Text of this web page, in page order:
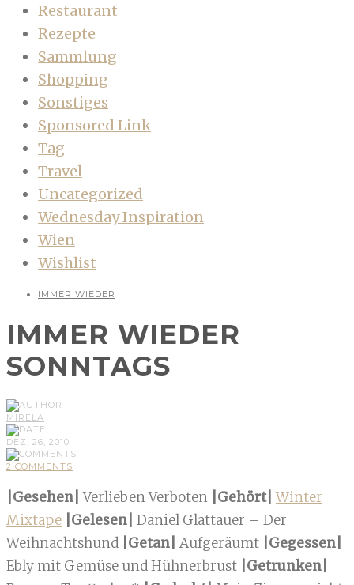
Restaurant
Rezepte
Sammlung
Shopping
Sonstiges
Sponsored Link
Tag
Travel
Uncategorized
Wednesday Inspiration
Wien
Wishlist
IMMER WIEDER
IMMER WIEDER
SONNTAGS
MIRELA
DEZ, 26, 2010
2 COMMENTS
|Gesehen| Verlieben Verboten |Gehört| Winter
Mixtape |Gelesen| Daniel Glattauer – Der
Weihnachtshund |Getan| Aufgeräumt |Gegessen|
Ebly mit Gemüse und Hühnerbrust |Getrunken|